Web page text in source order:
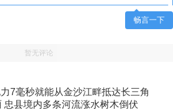
畅言一下
暂无评论
7毫秒就能从金沙江畔抵达长三角
忠县境内多条河流涨水树木倒伏